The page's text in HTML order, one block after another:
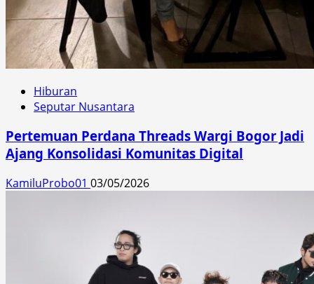
Hiburan
Seputar Nusantara
Pertemuan Perdana Threads Wargi Bogor Jadi
Ajang Konsolidasi Komunitas Digital
KamiluProbo01 03/05/2026